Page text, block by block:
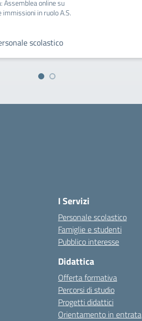
Assemblea online su
immissioni in ruolo A.S.
scolastico
I Servizi
Personale scolastico
Famiglie e studenti
Pubblico interesse
Didattica
Offerta formativa
Percorsi di studio
Progetti didattici
Orientamento in entrata